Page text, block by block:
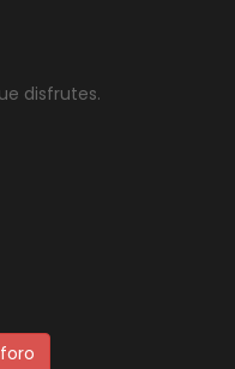
disfrutes.